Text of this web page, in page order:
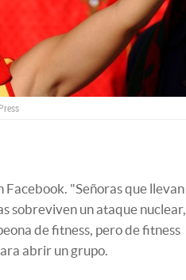
Facebook. "Señoras que llevan
sobreviven un ataque nuclear,
de fitness, pero de fitness
abrir un grupo.